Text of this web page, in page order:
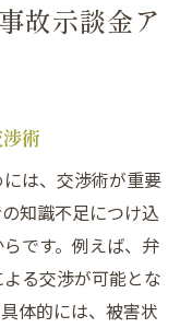
故示談金ア
術
は、交渉術が重要
知識不足につけ込
です。例えば、弁
る交渉が可能とな
体的には、被害状